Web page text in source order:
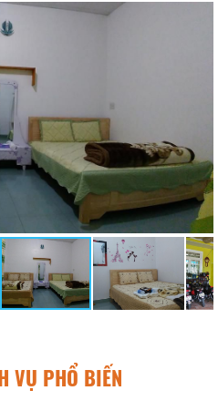
VỤ PHỔ BIẾN